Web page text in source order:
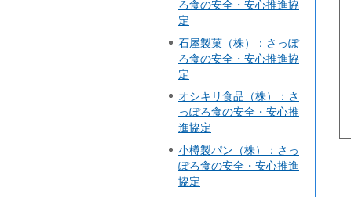
ろ食の安全・安心推進協
定
石屋製菓（株）：さっぽ
ろ食の安全・安心推進協
定
オシキリ食品（株）：さ
っぽろ食の安全・安心推
進協定
小樽製パン（株）：さっ
ぽろ食の安全・安心推進
協定